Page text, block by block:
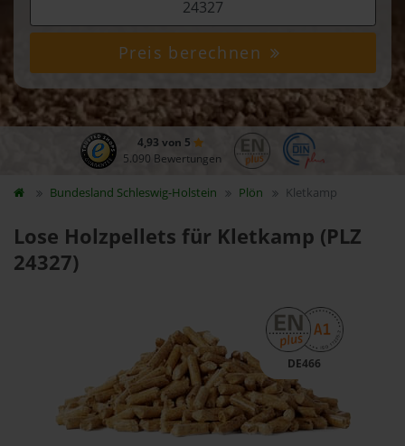
Preis berechnen
4,93 von 5
5.090 Bewertungen
Bundesland Schleswig-Holstein Plön Kletkamp
Lose Holzpellets für Kletkamp (PLZ
24327)
DE466